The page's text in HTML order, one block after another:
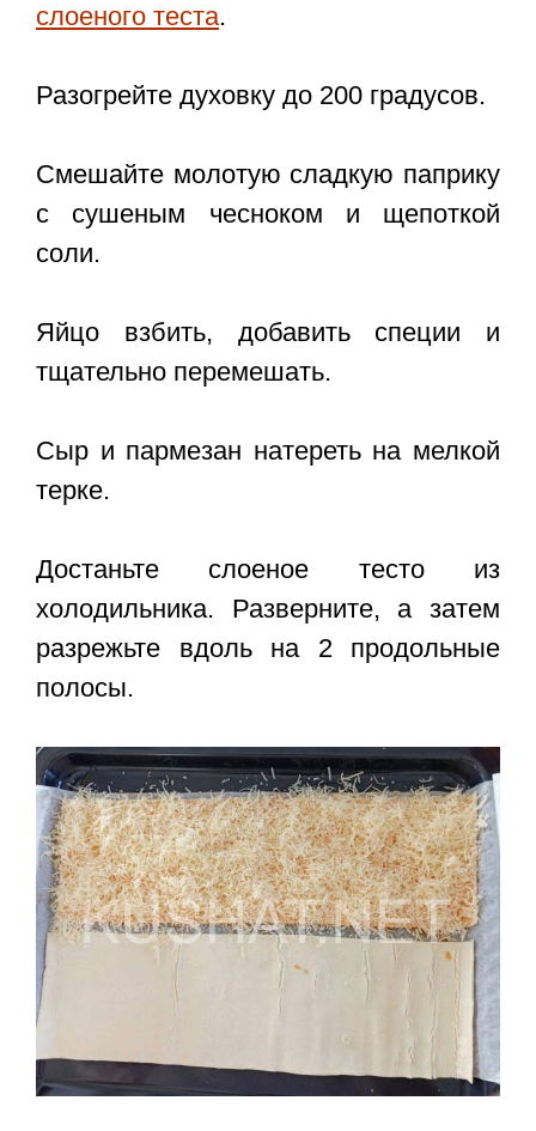
слоеного теста.
Разогрейте духовку до 200 градусов.
Смешайте молотую сладкую паприку
с сушеным чесноком и щепоткой
соли.
Яйцо взбить, добавить специи и
тщательно перемешать.
Сыр и пармезан натереть на мелкой
терке.
Достаньте слоеное тесто из
холодильника. Разверните, а затем
разрежьте вдоль на 2 продольные
полосы.